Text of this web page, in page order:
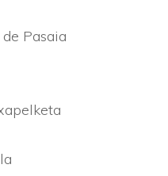
Pasaia